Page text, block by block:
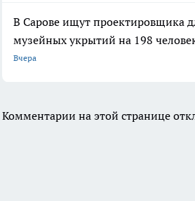
В Сарове ищут проектировщика
музейных укрытий на 198
Вчера
Комментарии на этой странице